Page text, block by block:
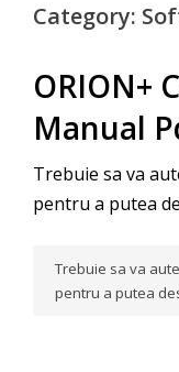
Category:
ORION+
Manual
Trebuie sa va
pentru a putea
Trebuie sa va
pentru a putea